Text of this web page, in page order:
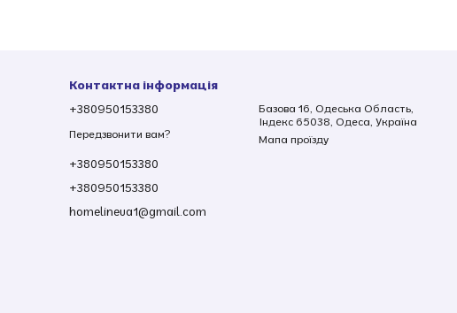
Контактна інформація
+380950153380
Передзвонити вам?
+380950153380
+380950153380
homelineua1@gmail.com
Базова 16, Одеська Область,
Індекс 65038, Одеса, Україна
Мапа проїзду